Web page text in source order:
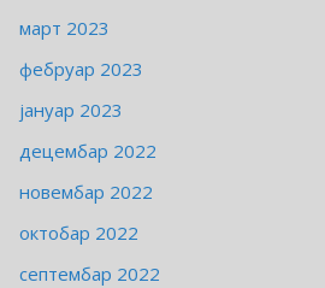
март 2023
фебруар 2023
јануар 2023
децембар 2022
новембар 2022
октобар 2022
септембар 2022